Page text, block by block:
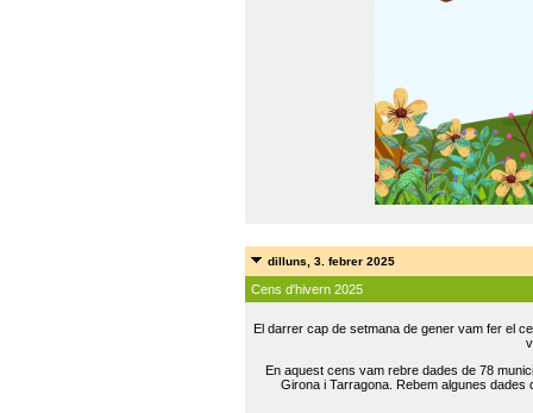
dilluns, 3. febrer 2025
Cens d'hivern 2025
El darrer cap de setmana de gener vam fer el
En aquest cens vam rebre dades de 78
Girona i Tarragona. Rebem algunes